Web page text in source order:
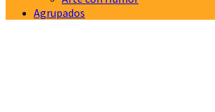
Agrupados